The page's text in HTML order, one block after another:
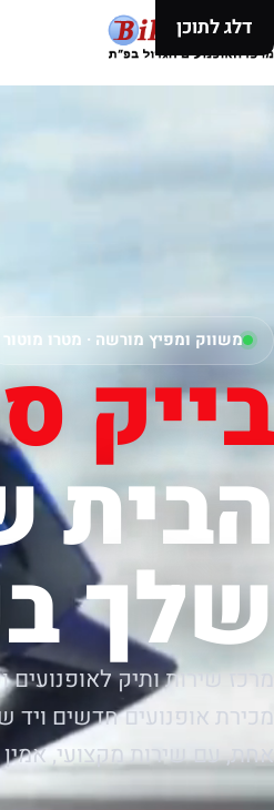
דלג לתוכן
משווק ומפיץ מורשה · מטרו מוטור
בייק
הבית
שלך
מרכז שירות ותיק
מכירת אופנועים חדשים ויד
אחת, עם שירות מקצועי, אמין